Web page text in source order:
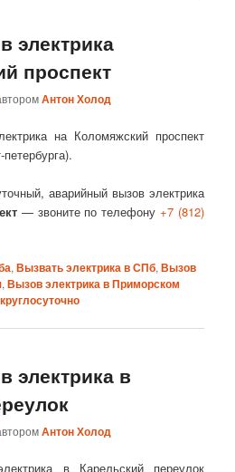
электрика
проспект
Антон Холод
на Коломяжский проспект
аварийный вызов электрика
— звоните по телефону+7 (812)
,Вызвать электрика в СПб,Вызов
,Вызов электрика в Приморском
электрика в
Антон Холод
в Карельский переулок